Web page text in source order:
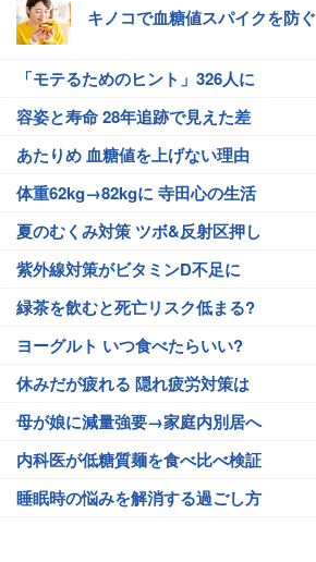
キノコで血糖値スパイクを防ぐ
「モテるためのヒント」326人に
容姿と寿命 28年追跡で見えた差
あたりめ 血糖値を上げない理由
体重62kg→82kgに 寺田心の生活
夏のむくみ対策 ツボ&反射区押し
紫外線対策がビタミンD不足に
緑茶を飲むと死亡リスク低まる?
ヨーグルト いつ食べたらいい?
休みだが疲れる 隠れ疲労対策は
母が娘に減量強要→家庭内別居へ
内科医が低糖質麺を食べ比べ検証
睡眠時の悩みを解消する過ごし方